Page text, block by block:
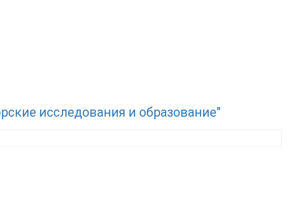
исследования и образование"